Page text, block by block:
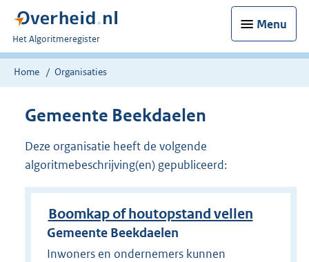
Menu
U
bent
nu
Het Algoritmeregister
Home Organisaties
Gemeente Beekdaelen
Deze organisatie heeft de volgende
algoritmebeschrijving(en) gepubliceerd:
Boomkap of houtopstand vellen
Gemeente Beekdaelen
Inwoners en ondernemers kunnen